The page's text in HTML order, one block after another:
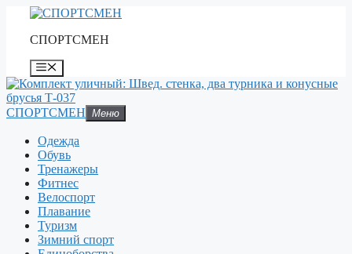
Перейти
содержимому
СПОРТСМЕН
Меню
СПОРТСМЕН Меню
Одежда
Обувь
Тренажеры
Фитнес
Велоспорт
Плавание
Туризм
Зимний спорт